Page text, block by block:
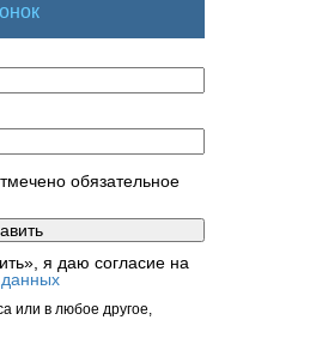
обязательное
я даю согласие на
или в любое другое,